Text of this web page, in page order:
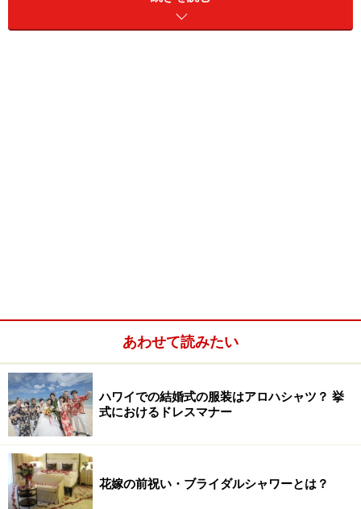
あわせて読みたい
ハワイでの結婚式の服装はアロハシャツ？ 挙
式におけるドレスマナー
花嫁の前祝い・ブライダルシャワーとは？